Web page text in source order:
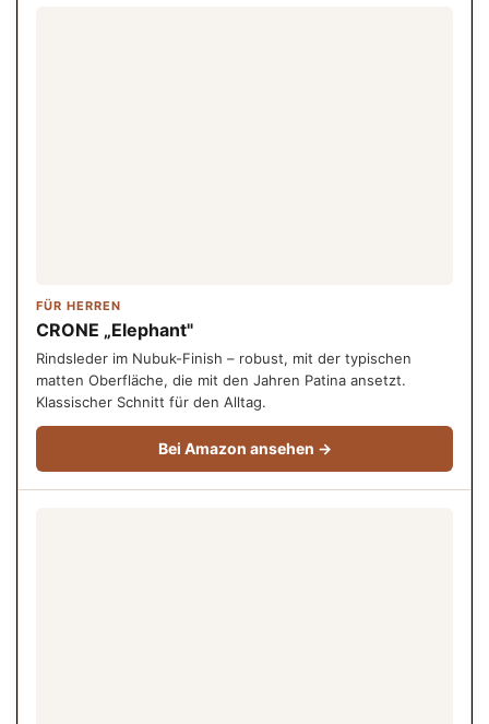
FÜR HERREN
CRONE „Elephant"
Rindsleder im Nubuk-Finish – robust, mit der typischen
matten Oberfläche, die mit den Jahren Patina ansetzt.
Klassischer Schnitt für den Alltag.
Bei Amazon ansehen →